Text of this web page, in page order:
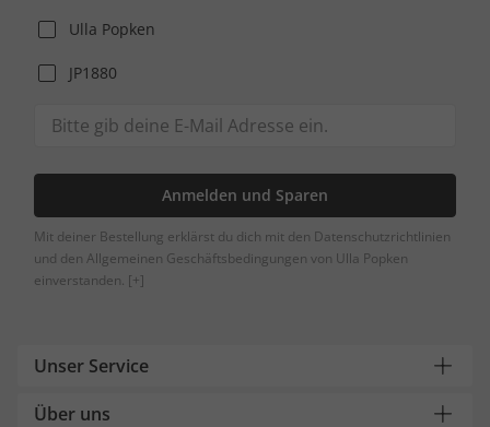
Ulla Popken
JP1880
Anmelden und Sparen
Mit deiner Bestellung erklärst du dich mit den Datenschutzrichtlinien
und den Allgemeinen Geschäftsbedingungen von Ulla Popken
einverstanden. [+]
Unser Service
Über uns